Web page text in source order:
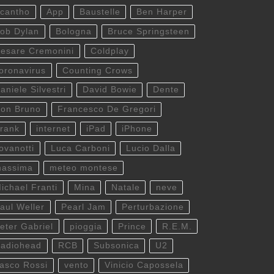
App Baustelle Ben Harper
Dylan Bologna Bruce Springsteen
Cremonini Coldplay
Counting Crows
Silvestri David Bowie Dente
Bruno Francesco De Gregori
internet iPad iPhone
Luca Carboni Lucio Dalla
meteo montese
Franti Mina Natale neve
Weller Pearl Jam Perturbazione
Gabriel pioggia Prince R.E.M.
RCB Subsonica U2
Rossi vento Vinicio Capossela